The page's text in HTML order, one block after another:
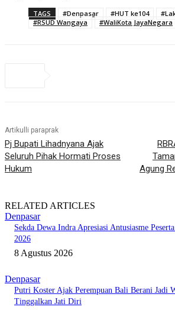
TAGS #Denpasar #HUT ke104
#RSUD Wangaya
#WaliKota JayaNegara
Artikulli paraprak
Pj Bupati Lihadnyana Ajak
Seluruh Pihak Hormati Proses
Hukum
Agung
RELATED ARTICLES
Denpasar
Sekda Dewa Indra Apresiasi Antusiasme
2026
8 Agustus 2026
Denpasar
Putri Koster Ajak Perempuan Bali Berani Jadi
Tinggalkan Jati Diri